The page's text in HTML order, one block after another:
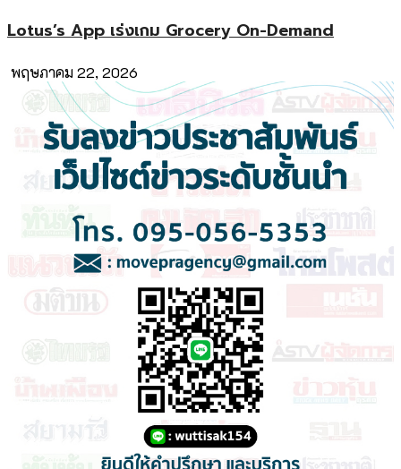
Lotus’s App เร่งเกม Grocery On-Demand
พฤษภาคม 22, 2026